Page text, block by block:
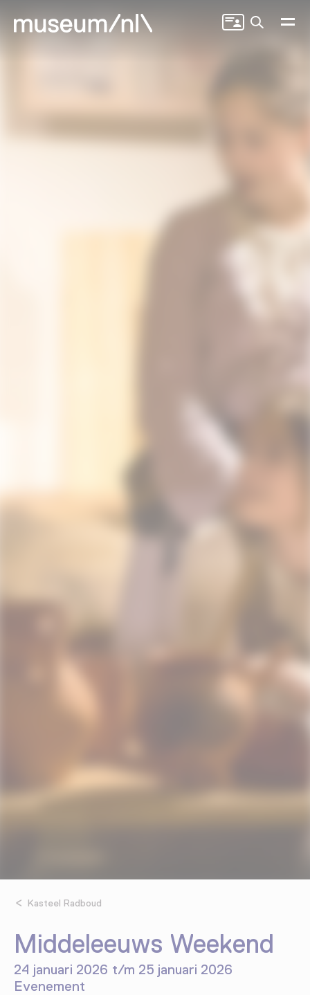
Zoeken
Kasteel Radboud
Middeleeuws Weekend
24 januari 2026 t/m 25 januari 2026
Evenement